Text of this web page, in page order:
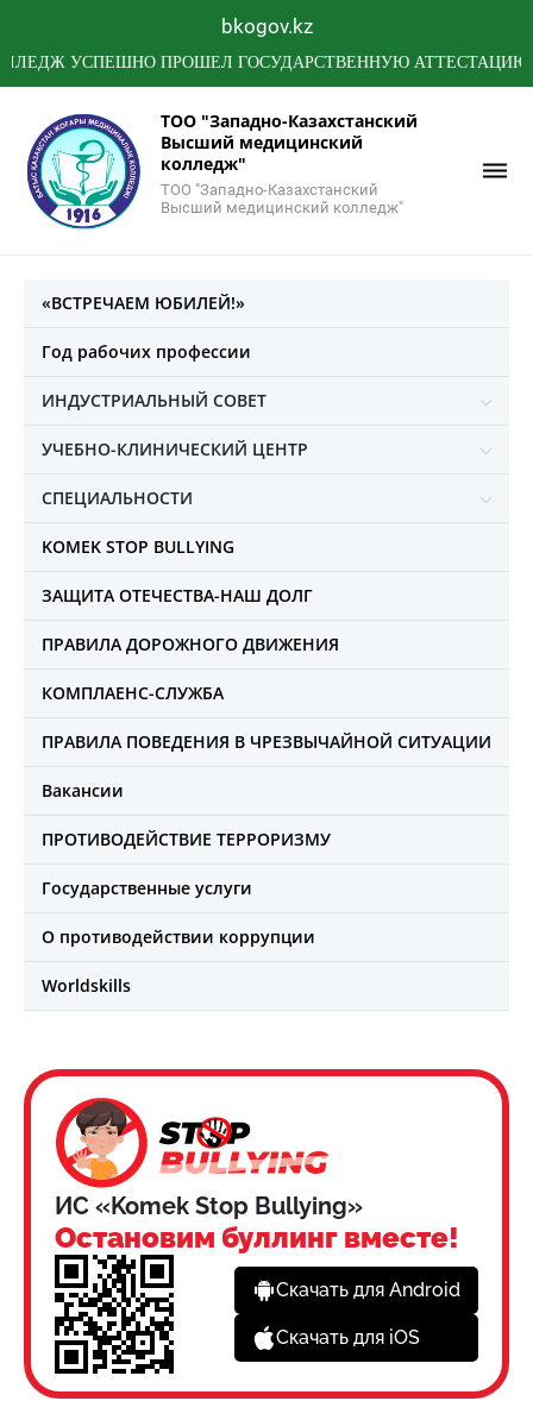
bkogov.kz
УСПЕШНО ПРОШЕЛ ГОСУДАРСТВЕННУЮ АТТЕСТАЦИЮ
ТОО "Западно-Казахстанский
Высший медицинский
колледж"
ТОО "Западно-Казахстанский
Высший медицинский колледж"
«ВСТРЕЧАЕМ ЮБИЛЕЙ!»
Год рабочих профессии
ИНДУСТРИАЛЬНЫЙ СОВЕТ
УЧЕБНО-КЛИНИЧЕСКИЙ ЦЕНТР
СПЕЦИАЛЬНОСТИ
KOMEK STOP BULLYING
ЗАЩИТА ОТЕЧЕСТВА-НАШ ДОЛГ
ПРАВИЛА ДОРОЖНОГО ДВИЖЕНИЯ
КОМПЛАЕНС-СЛУЖБА
ПРАВИЛА ПОВЕДЕНИЯ В ЧРЕЗВЫЧАЙНОЙ СИТУАЦИИ
Вакансии
ПРОТИВОДЕЙСТВИЕ ТЕРРОРИЗМУ
Государственные услуги
О противодействии коррупции
Worldskills
ИС «Komek Stop Bullying»
Остановим буллинг вместе!
Скачать для Android
Скачать для iOS